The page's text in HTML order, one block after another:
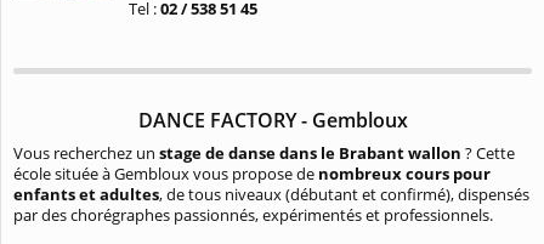
Tel :02 / 538 51 45
DANCE FACTORY - Gembloux
Vous recherchez un stage de danse dans le Brabant wallon ? Cette
école située à Gembloux vous propose de nombreux cours pour
enfants et adultes, de tous niveaux (débutant et confirmé), dispensés
par des chorégraphes passionnés, expérimentés et professionnels.